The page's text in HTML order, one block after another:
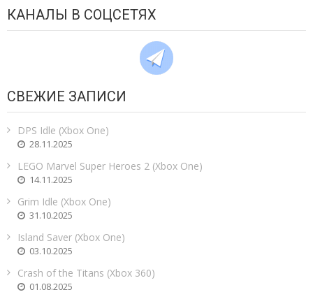
КАНАЛЫ В СОЦСЕТЯХ
СВЕЖИЕ ЗАПИСИ
DPS Idle (Xbox One)
28.11.2025
LEGO Marvel Super Heroes 2 (Xbox One)
14.11.2025
Grim Idle (Xbox One)
31.10.2025
Island Saver (Xbox One)
03.10.2025
Crash of the Titans (Xbox 360)
01.08.2025